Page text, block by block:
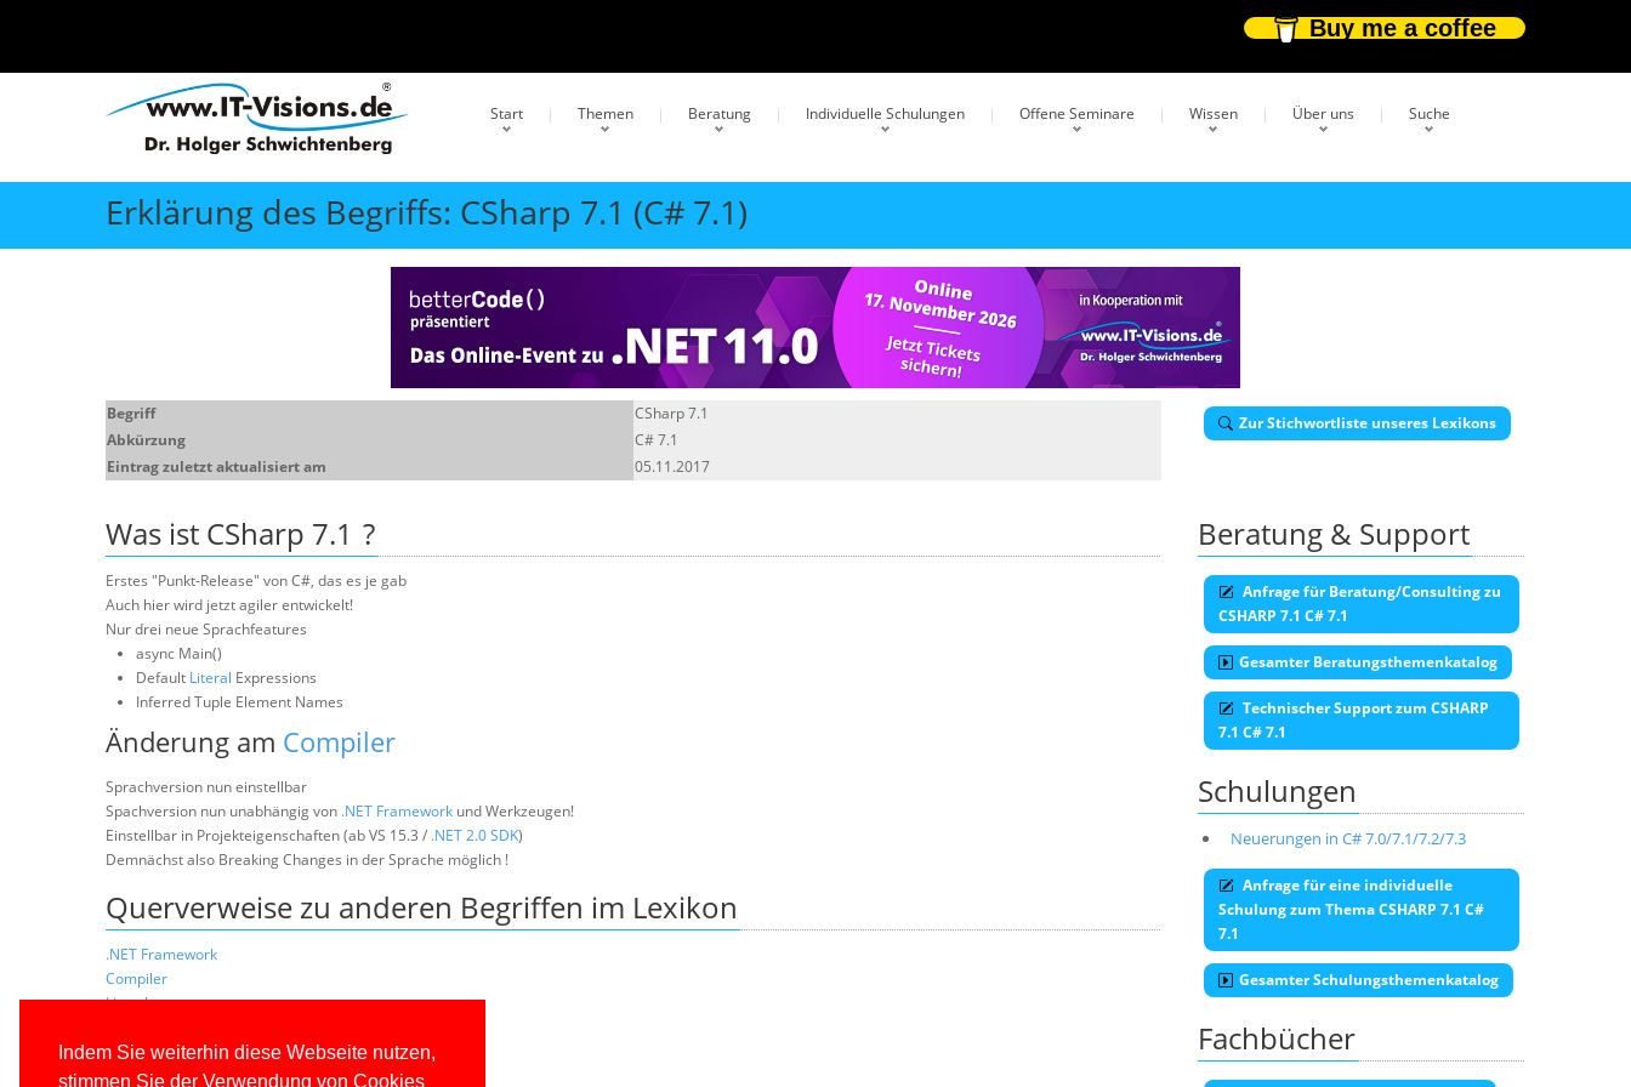
Indem Sie weiterhin diese Webseite nutzen,
stimmen Sie der Verwendung von Cookies
Buy me a coffee
Start Themen Beratung Individuelle Schulungen Offene Seminare Wissen Über uns Suche
Erklärung des Begriffs: CSharp 7.1 (C# 7.1)
Begriff
CSharp 7.1
Abkürzung
C# 7.1
Eintrag zuletzt aktualisiert am
05.11.2017
Zur Stichwortliste unseres Lexikons
Was ist CSharp 7.1 ?
Erstes "Punkt-Release" von C#, das es je gab
Auch hier wird jetzt agiler entwickelt!
Nur drei neue Sprachfeatures
async Main()
Default Literal Expressions
Inferred Tuple Element Names
Änderung am Compiler
Sprachversion nun einstellbar
Spachversion nun unabhängig von .NET Framework und Werkzeugen!
Einstellbar in Projekteigenschaften (ab VS 15.3 / .NET 2.0SDK)
Demnächst also Breaking Changes in der Sprache möglich !
Querverweise zu anderen Begriffen im Lexikon
.NET Framework
Compiler
Literal
Software Development Kit (SDK)
Beratung & Support
Anfrage für Beratung/Consulting zu
CSHARP 7.1 C# 7.1
Gesamter Beratungsthemenkatalog
Technischer Support zum CSHARP
7.1 C# 7.1
Schulungen
Neuerungen in C# 7.0/7.1/7.2/7.3
Anfrage für eine individuelle
Schulung zum Thema CSHARP 7.1 C#
7.1
Gesamter Schulungsthemenkatalog
Fachbücher